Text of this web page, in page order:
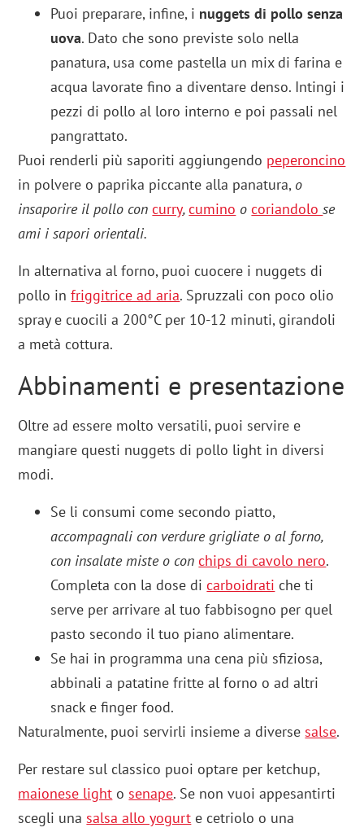
Puoi preparare, infine, i nuggets di pollo senza
uova. Dato che sono previste solo nella
panatura, usa come pastella un mix di farina e
acqua lavorate fino a diventare denso. Intingi i
pezzi di pollo al loro interno e poi passali nel
pangrattato.
Puoi renderli più saporiti aggiungendo peperoncino
in polvere o paprika piccante alla panatura, o
insaporire il pollo concurry,cumino ocoriandolose
ami i sapori orientali.
In alternativa al forno, puoi cuocere i nuggets di
pollo in friggitrice ad aria. Spruzzali con poco olio
spray e cuocili a 200°C per 10-12 minuti, girandoli
a metà cottura.
Abbinamenti e presentazione
Oltre ad essere molto versatili, puoi servire e
mangiare questi nuggets di pollo light in diversi
modi.
Se li consumi come secondo piatto,
accompagnali con verdure grigliate o al forno,
con insalate miste o conchips di cavolo nero.
Completa con la dose dicarboidrati che ti
serve per arrivare al tuo fabbisogno per quel
pasto secondo il tuo piano alimentare.
Se hai in programma una cena più sfiziosa,
abbinali a patatine fritte al forno o ad altri
snack e finger food.
Naturalmente, puoi servirli insieme a diverse salse.
Per restare sul classico puoi optare per ketchup,
maionese light o senape. Se non vuoi appesantirti
scegli una salsa allo yogurt e cetriolo o una